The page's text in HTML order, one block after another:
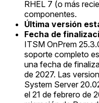
RHEL 7 (o más
componentes.
Última versión
Fecha de
ITSM OnPrem
soporte completo
una fecha de
de 2027. Las
System Server
el 21 de febrero de